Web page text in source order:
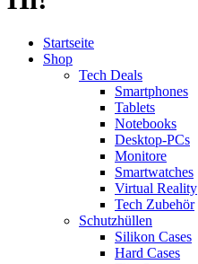
Startseite
Shop
Tech Deals
Smartphones
Tablets
Notebooks
Desktop-PCs
Monitore
Smartwatches
Virtual Reality
Tech Zubehör
Schutzhüllen
Silikon Cases
Hard Cases